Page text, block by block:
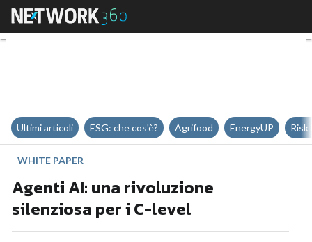
Agenti AI: una rivoluzione
Ultimi articoli ESG: che cos'è? Agrifood EnergyUP Risk
WHITE PAPER
Agenti AI: una rivoluzione
silenziosa per i C-level